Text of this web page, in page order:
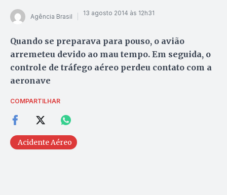
Agência Brasil 13 agosto 2014 às 12h31
Quando se preparava para pouso, o avião
arremeteu devido ao mau tempo. Em seguida, o
controle de tráfego aéreo perdeu contato com a
aeronave
COMPARTILHAR
Acidente Aéreo